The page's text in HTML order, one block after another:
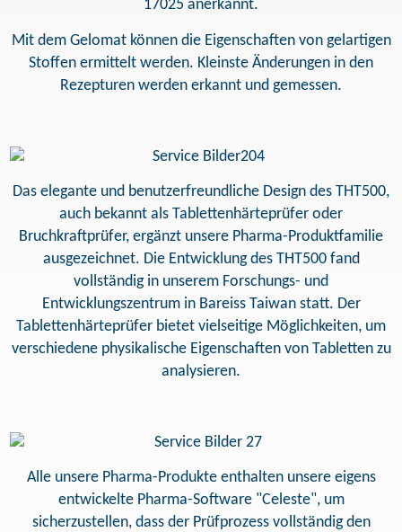
17025 anerkannt.
Mit dem Gelomat können die Eigenschaften von gelartigen
Stoffen ermittelt werden. Kleinste Änderungen in den
Rezepturen werden erkannt und gemessen.
Das elegante und benutzerfreundliche Design des THT500,
auch bekannt als Tablettenhärteprüfer oder
Bruchkraftprüfer, ergänzt unsere Pharma-Produktfamilie
ausgezeichnet. Die Entwicklung des THT500 fand
vollständig in unserem Forschungs- und
Entwicklungszentrum in Bareiss Taiwan statt. Der
Tablettenhärteprüfer bietet vielseitige Möglichkeiten, um
verschiedene physikalische Eigenschaften von Tabletten zu
analysieren.
Alle unsere Pharma-Produkte enthalten unsere eigens
entwickelte Pharma-Software "Celeste", um
sicherzustellen, dass der Prüfprozess vollständig den